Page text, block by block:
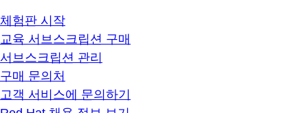
체험판 시작
교육 서브스크립션 구매
서브스크립션 관리
구매 문의처
고객 서비스에 문의하기